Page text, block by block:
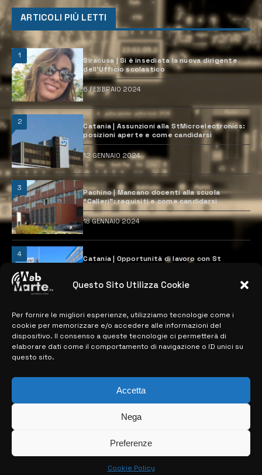
Questo Sito Utilizza Cookie
Per fornire le migliori esperienze, utilizziamo tecnologie come i
cookie per memorizzare e/o accedere alle informazioni del
dispositivo. Il consenso a queste tecnologie ci permetterà di
elaborare dati come il comportamento di navigazione o ID unici su
questo sito.
Accetta
Nega
Preferenze
Cookie Policy
ARTICOLI PIÙ LETTI
1
Siracusa | Si è insediata la nuova dirigente
dell’Ufficio scolastico
6 FEBBRAIO 2024
2
Catania | Assunzioni alla StMicroelectronics:
posizioni aperte e come candidarsi
12 GENNAIO 2024
3
Pachino | Mancano docenti alla scuola
“Calleri”: requisiti e come candidarsi
18 GENNAIO 2024
4
Catania | Opportunità di lavoro con St
28 MARZO 2024
MAPPA DEL SITO
> NOTIZIE
> CONTATTI